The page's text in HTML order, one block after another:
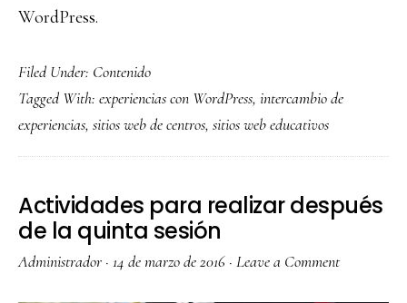
WordPress.
Filed Under: Contenido
Tagged With: experiencias con WordPress, intercambio de
experiencias, sitios web de centros, sitios web educativos
Actividades para realizar después
de la quinta sesión
Administrador · 14 de marzo de 2016 · Leave a Comment